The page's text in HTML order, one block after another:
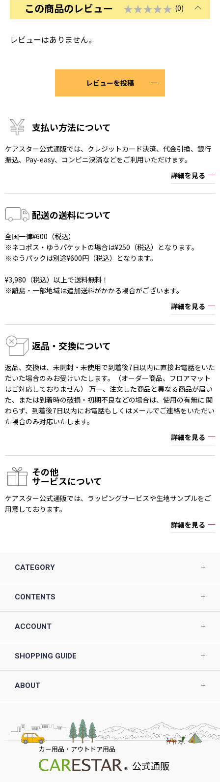
この商品のレビュー ★★★★★ (0)
レビューはありません。
レビューを投稿
支払い方法について
ケアスター公式通販では、クレジットカード決済、代金引換、銀行
振込、Pay-easy、コンビニ決済などをご利用いただけます。
詳細を見る
配送の送料について
全国一律¥600（税込）
※ネコポス・ゆうパケットの場合は¥250（税込）となります。
※ゆうパックは別途¥600円（税込）となります。
¥3,980（税込）以上で送料無料！
※離島・一部地域は追加送料がかかる場合がございます。
詳細を見る
返品・交換について
返品、交換は、未開封・未使用で到着後7日以内に直接お電話をいた
だいた場合のみお受けいたします。（オーダー商品、フロアマット
はご対応しておりません） 万一、注文した商品と異なる商品が届い
た、または到着時の破損・初期不良などの場合は、使用の有無に 関
わらず、到着後7日以内にお電話もしくはメールでご連絡をいただい
た場合のみ対応いたします。
詳細を見る
その他
サービスについて
ケアスター公式通販では、ラッピングサービスや生地サンプルをご
用意しております。
詳細を見る
CATEGORY
CONTENTS
ACCOUNT
SHOPPING GUIDE
ABOUT
カー用品・アウトドア用品
公式通販